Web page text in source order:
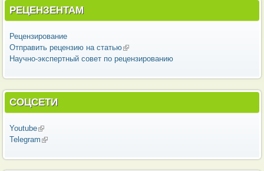
РЕЦЕНЗЕНТАМ
Рецензирование
Отправить рецензию на статью(внешняя ссылка)
Научно-экспертный совет по рецензированию
СОЦСЕТИ
Youtube(внешняя ссылка)
Telegram (внешняя ссылка)